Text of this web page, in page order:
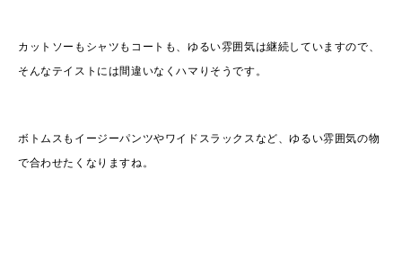
カットソーもシャツもコートも、ゆるい雰囲気は継続していますので、
そんなテイストには間違いなくハマりそうです。
ボトムスもイージーパンツやワイドスラックスなど、ゆるい雰囲気の物
で合わせたくなりますね。